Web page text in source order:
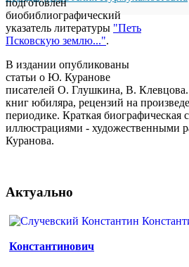
подготовлен
биобиблиографический
указатель литературы "Петь
Псковскую землю...".
В издании опубликованы
статьи о Ю. Куранове
писателей О. Глушкина, В.
книг юбиляра, рецензий на
периодике. Краткая биографическая
иллюстрациями - художественными
Куранова.
Актуально
Константинович